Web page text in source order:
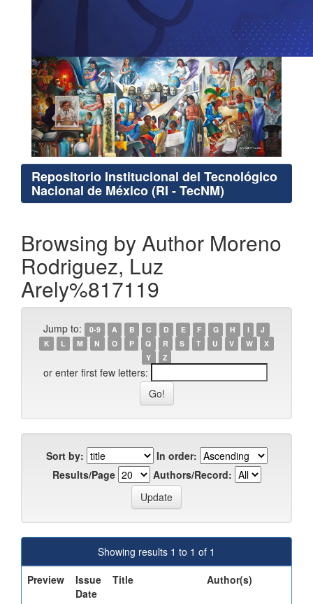
Repositorio Institucional del Tecnológico
Nacional de México (RI - TecNM)
Browsing by Author Moreno
Rodriguez, Luz
Arely%817119
Jump to: 0-9 A B C D E F G H I
J
K
L M N O P Q R S T U V W
X
Y
Z
or enter first few letters:
Sort by:
In order:
Results/Page
Authors/Record:
Showing results 1 to 1 of 1
Preview
Issue
Date
Title Author(s)